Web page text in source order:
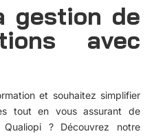
gestion de
avec
et souhaitez simplifier
tout en vous assurant de
? Découvrez notre